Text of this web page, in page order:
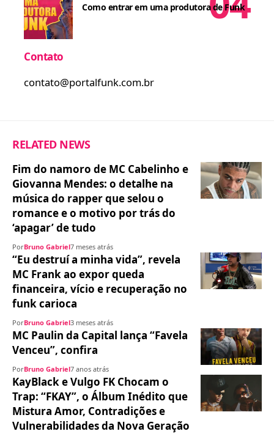
Como entrar em uma produtora de Funk
Contato
contato@portalfunk.com.br
RELATED NEWS
Fim do namoro de MC Cabelinho e
Giovanna Mendes: o detalhe na
música do rapper que selou o
romance e o motivo por trás do
‘apagar’ de tudo
PorBruno Gabriel7 meses atrás
“Eu destruí a minha vida”, revela
MC Frank ao expor queda
financeira, vício e recuperação no
funk carioca
PorBruno Gabriel3 meses atrás
MC Paulin da Capital lança “Favela
Venceu”, confira
PorBruno Gabriel7 anos atrás
KayBlack e Vulgo FK Chocam o
Trap: “FKAY”, o Álbum Inédito que
Mistura Amor, Contradições e
Vulnerabilidades da Nova Geração